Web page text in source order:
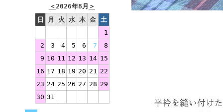
＜2026年8月 ＞
日
月 火 水 木 金 土
1
2
3 4 5 6 7
8
9 10 11 12 13 14 15
16 17 18 19 20 21 22
23 24 25 26 27 28 29
30 31